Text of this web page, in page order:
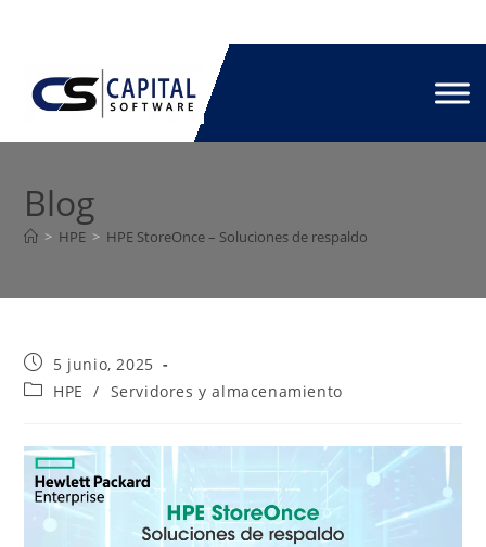
Blog
> HPE > HPE StoreOnce – Soluciones de respaldo
5 junio, 2025
HPE
/ Servidores y almacenamiento